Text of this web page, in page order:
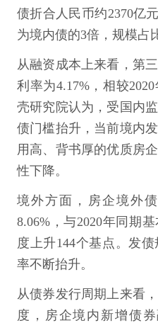
债折合人民币约2370亿
为境内债的3倍，规模占
从融资成本上来看，第
利率为4.17%，相较
壳研究院认为，受国内
债门槛抬升，当前境内
用高、背书厚的优质房
性下降。
境外方面，房企境外
8.06%，与2020年同期
度上升144个基点。发
率不断抬升。
从债券发行周期上来看
度，房企境内新增债